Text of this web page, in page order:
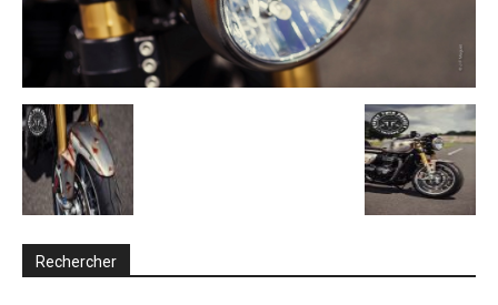
Rechercher